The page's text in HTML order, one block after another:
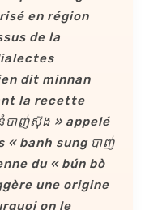
en région
de la
dit minnan
la recette
បាញ់ស៊ុង » appelé
« banh sung បាញ់
du « bún bò
une origine
on le